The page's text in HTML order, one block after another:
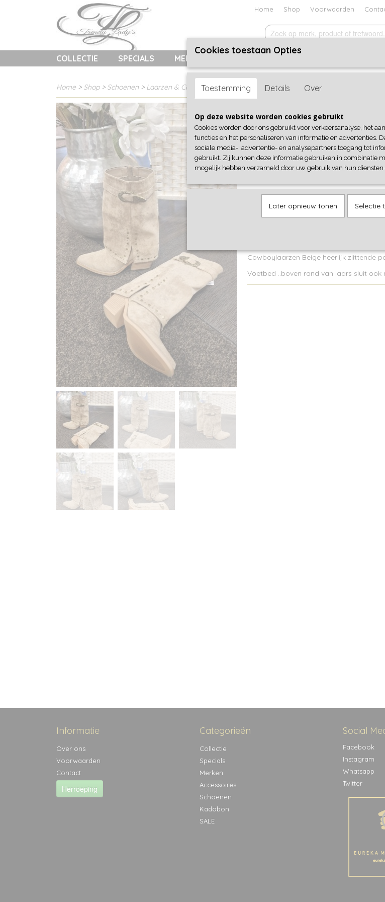
Home Shop Voorwaarden
COLLECTIE SPECIALS MERKEN
Home > Shop> Schoenen > Laarzen & Cowboylaarzen> Cowboylaarzen Beige
Cowboylaarzen Beige
€ 42,95 (inclusief btw 21%)
Maat
IN WINKELWAGEN
Cowboylaarzen Beige heerlijk ziittende
Voetbed ..boven rand van laars sluit ook
Informatie
Over ons
Voorwaarden
Contact
Herroeping
Categorieën
Collectie
Specials
Merken
Accessoires
Schoenen
Kadobon
SALE
Social
Facebook
Instagram
Whatsapp
Twitter
Cookies toestaan Opties
Toestemming Details Over
Op deze website worden cookies gebruikt
Cookies worden door ons gebruikt voor verkeersanalyse, het
functies en het personaliseren van informatie en advertenties.
sociale media-, advertentie- en analysepartners toegang tot
gebruikt. Zij kunnen deze informatie gebruiken in combinatie
mogelijk hebben verzameld door uw gebruik van hun diensten
Later opnieuw tonen Selectie